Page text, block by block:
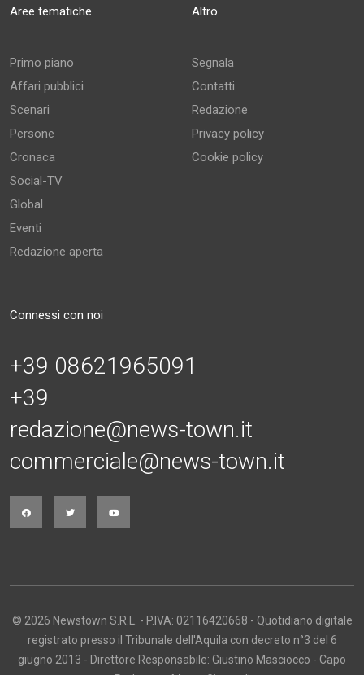
Aree tematiche
Primo piano
Affari pubblici
Scenari
Persone
Cronaca
Social-TV
Global
Eventi
Redazione aperta
Altro
Segnala
Contatti
Redazione
Privacy policy
Cookie policy
Connessi con noi
+39 08621965091
+39
redazione@news-town.it
commerciale@news-town.it
© 2026 Newstown S.R.L. - P.IVA: 02116420668 - Quotidiano digitale
registrato presso il Tribunale dell'Aquila con decreto n°3 del 6
giugno 2013 - Direttore Responsabile: Giustino Masciocco - Capo